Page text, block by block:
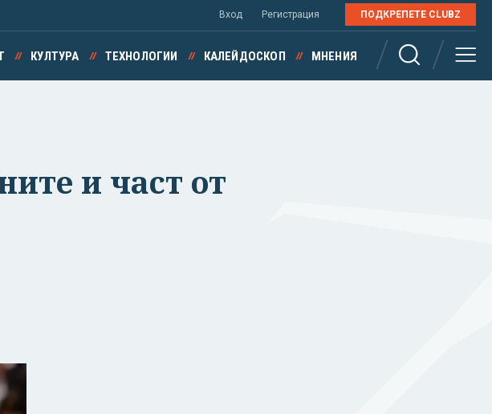
Вход Регистрация ПОДКРЕПЕТЕ CLUBZ
КУЛТУРА ТЕХНОЛОГИИ КАЛЕЙДОСКОП МНЕНИЯ
и част от